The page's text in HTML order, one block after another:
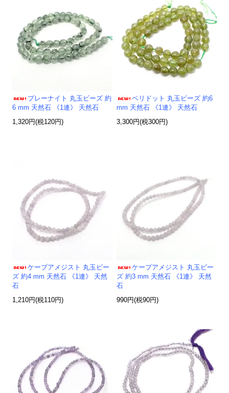
プレーナイト 丸玉ビーズ 約
6 mm 天然石 《1連》 天然石
1,320円(税120円)
ペリドット 丸玉ビーズ 約6
mm 天然石 《1連》 天然石
3,300円(税300円)
ケープアメジスト 丸玉ビー
ズ 約4 mm 天然石 《1連》 天然
石
1,210円(税110円)
ケープアメジスト 丸玉ビー
ズ 約3 mm 天然石 《1連》 天然
石
990円(税90円)